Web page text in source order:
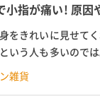
小指が痛い! 原因
をきれいに見せて
いう人も多いので
れ防止テープなどの
雑貨